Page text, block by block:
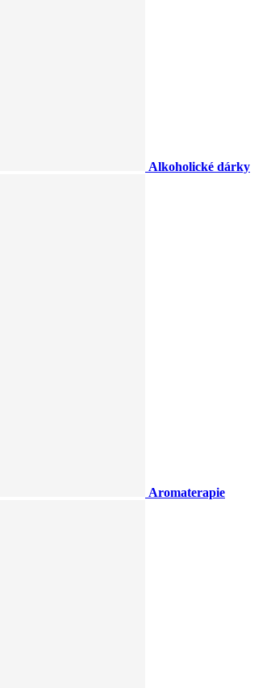
Alkoholické dárky
Aromaterapie